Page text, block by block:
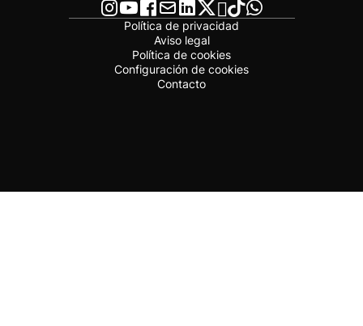
Política de privacidad
Aviso legal
Política de cookies
Configuración de cookies
Contacto